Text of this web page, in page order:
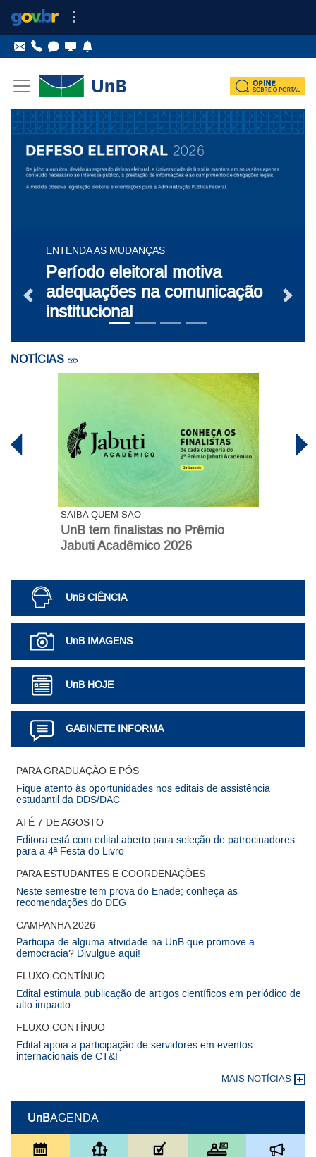
Destaques
ENTENDA AS MUDANÇAS
Período eleitoral motiva
adequações na comunicação
institucional
Notícia Anterior
NOTÍCIAS
SAIBA QUEM SÃO
UnB tem finalistas no Prêmio
Jabuti Acadêmico 2026
UnB CIÊNCIA
UnB IMAGENS
UnB HOJE
GABINETE INFORMA
Mais Notícias
PARA GRADUAÇÃO E PÓS
Fique atento às oportunidades nos editais de assistência
estudantil da DDS/DAC
ATÉ 7 DE AGOSTO
Editora está com edital aberto para seleção de patrocinadores
para a 4ª Festa do Livro
PARA ESTUDANTES E COORDENAÇÕES
Neste semestre tem prova do Enade; conheça as
recomendações do DEG
CAMPANHA 2026
Participa de alguma atividade na UnB que promove a
democracia? Divulgue aqui!
FLUXO CONTÍNUO
Edital estimula publicação de artigos científicos em periódico de
alto impacto
FLUXO CONTÍNUO
Edital apoia a participação de servidores em eventos
internacionais de CT&I
MAIS NOTÍCIAS
UnBAGENDA